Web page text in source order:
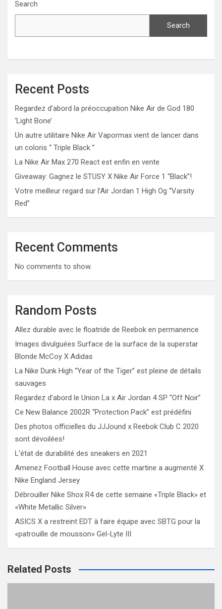
Search
Search
Recent Posts
Regardez d’abord la préoccupation Nike Air de God 180
‘Light Bone’
Un autre utilitaire Nike Air Vapormax vient de lancer dans
un coloris “ Triple Black ”
La Nike Air Max 270 React est enfin en vente
Giveaway: Gagnez le STUSY X Nike Air Force 1 “Black”!
Votre meilleur regard sur l’Air Jordan 1 High Og “Varsity
Red”
Recent Comments
No comments to show.
Random Posts
Allez durable avec le floatride de Reebok en permanence
Images divulguées Surface de la surface de la superstar
Blonde McCoy X Adidas
La Nike Dunk High “Year of the Tiger” est pleine de détails
sauvages
Regardez d’abord le Union La x Air Jordan 4 SP “Off Noir”
Ce New Balance 2002R “Protection Pack” est prédéfini
Des photos officielles du JJJound x Reebok Club C 2020
sont dévoilées!
L’état de durabilité des sneakers en 2021
Amenez Football House avec cette martine a augmenté X
Nike England Jersey
Débrouiller Nike Shox R4 de cette semaine «Triple Black» et
«White Metallic Silver»
ASICS X a restreint EDT à faire équipe avec SBTG pour la
«patrouille de mousson» Gel-Lyte III
Related Posts